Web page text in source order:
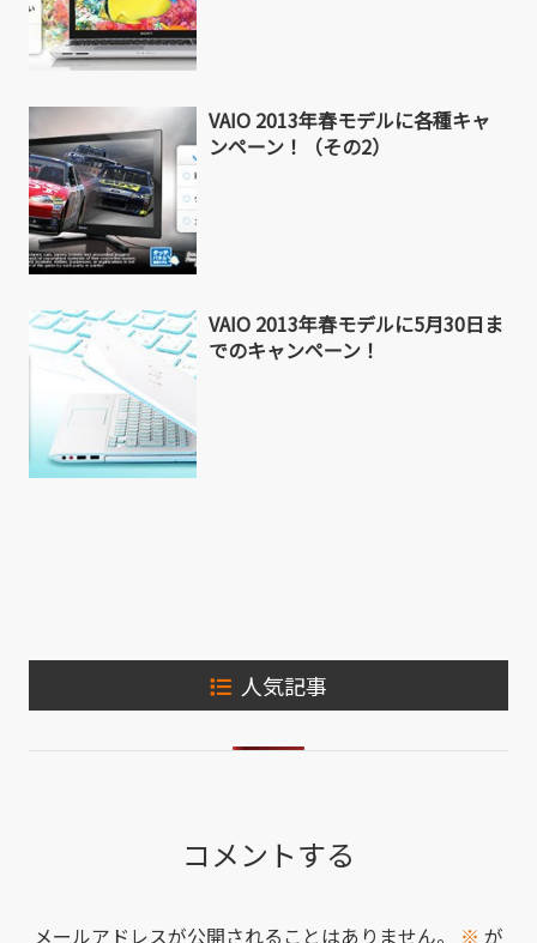
VAIO 2013年春モデルに各種キャ
ンペーン！（その2）
VAIO 2013年春モデルに5月30日ま
でのキャンペーン！
人気記事
コメントする
メールアドレスが公開されることはありません。 ※ が